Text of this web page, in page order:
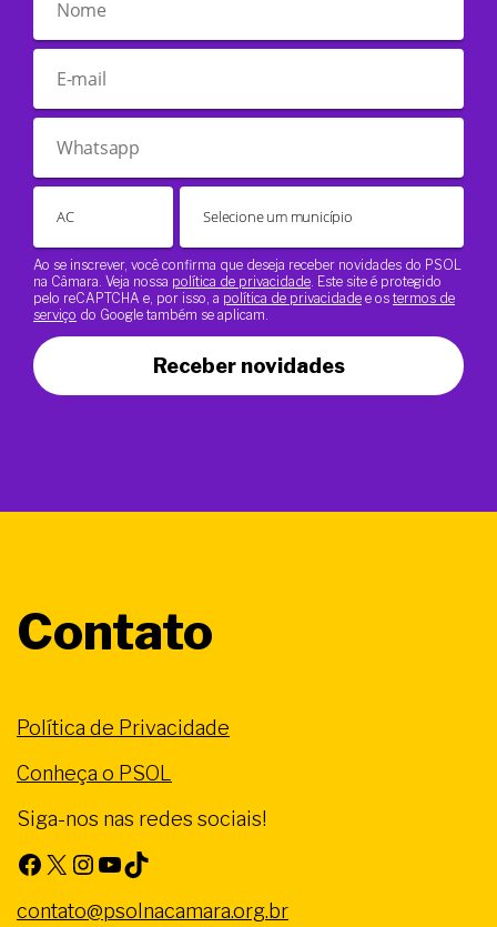
Ao se inscrever, você confirma que deseja receber novidades do PSOL
na Câmara. Veja nossa política de privacidade . Este site é protegido
pelo reCAPTCHA e, por isso, a política de privacidade e os termos de
serviço do Google também se aplicam.
Receber novidades
Contato
Política de Privacidade
Conheça o PSOL
Siga-nos nas redes sociais!
Facebook X Instagram Youtube TikTok
contato@psolnacamara.org.br